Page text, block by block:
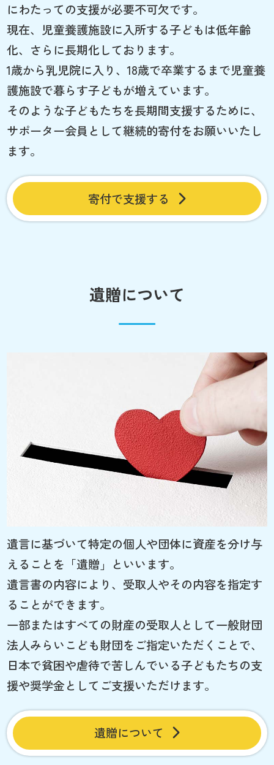
にわたっての支援が必要不可欠です。
現在、児童養護施設に入所する子どもは低年齢
化、さらに長期化しております。
1歳から乳児院に入り、18歳で卒業するまで児童養
護施設で暮らす子どもが増えています。
そのような子どもたちを長期間支援するために、
サポーター会員として継続的寄付をお願いいたし
ます。
寄付で支援する
遺贈について
遺言に基づいて特定の個人や団体に資産を分け与
えることを「遺贈」といいます。
遺言書の内容により、受取人やその内容を指定す
ることができます。
一部またはすべての財産の受取人として一般財団
法人みらいこども財団をご指定いただくことで、
日本で貧困や虐待で苦しんでいる子どもたちの支
援や奨学金としてご支援いただけます。
遺贈について